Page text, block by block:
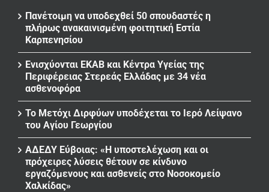
Πανέτοιμη να υποδεχθεί 50 σπουδαστές η
πλήρως ανακαινισμένη φοιτητική Εστία
Καρπενησίου
Ενισχύονται ΕΚΑΒ και Κέντρα Υγείας της
Περιφέρειας Στερεάς Ελλάδας με 34 νέα
ασθενοφόρα
Το Μετόχι Διρφύων υποδέχεται το Ιερό Λείψανο
του Αγίου Γεωργίου
ΑΔΕΔΥ Εύβοιας: «Η υποστελέχωση και οι
πρόχειρες λύσεις θέτουν σε κίνδυνο
εργαζόμενους και ασθενείς στο Νοσοκομείο
Χαλκίδας»